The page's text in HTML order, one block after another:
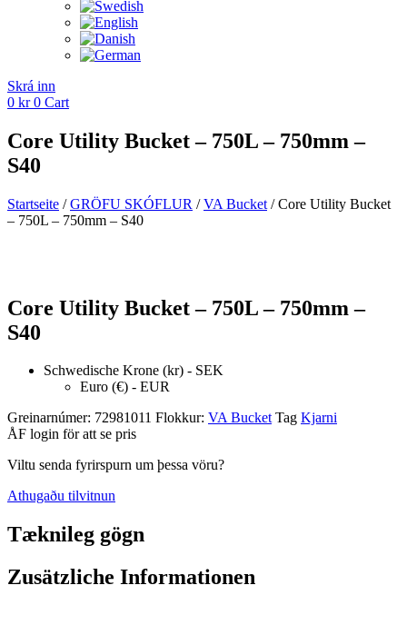
Skrá inn
0 kr 0 Cart
Core Utility Bucket – 750L – 750mm –
S40
Startseite /GRÖFU SKÓFLUR /VA Bucket / Core Utility Bucket
– 750L – 750mm – S40
Core Utility Bucket – 750L – 750mm –
S40
Schwedische Krone (kr) - SEK
Euro (€) - EUR
Greinarnúmer: 72981011 Flokkur: VA Bucket Tag Kjarni
ÅF login för att se pris
Viltu senda fyrirspurn um þessa vöru?
Athugaðu tilvitnun
Tæknileg gögn
Zusätzliche Informationen